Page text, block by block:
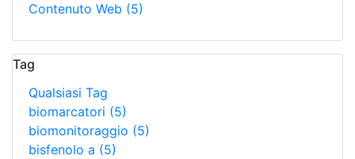
Contenuto Web (5)
Tag
Qualsiasi Tag
biomarcatori (5)
biomonitoraggio (5)
bisfenolo a (5)